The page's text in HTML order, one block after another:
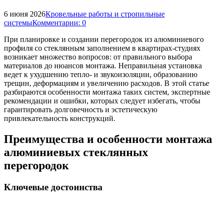
6 июня 2026Кровельные работы и стропильные
системыКомментарии: 0
При планировке и создании перегородок из алюминиевого
профиля со стеклянным заполнением в квартирах-студиях
возникает множество вопросов: от правильного выбора
материалов до нюансов монтажа. Неправильная установка
ведет к ухудшению тепло- и звукоизоляции, образованию
трещин, деформациям и увеличению расходов. В этой статье
разбираются особенности монтажа таких систем, экспертные
рекомендации и ошибки, которых следует избегать, чтобы
гарантировать долговечность и эстетическую
привлекательность конструкций.
Преимущества и особенности монтажа
алюминиевых стеклянных
перегородок
Ключевые достоинства